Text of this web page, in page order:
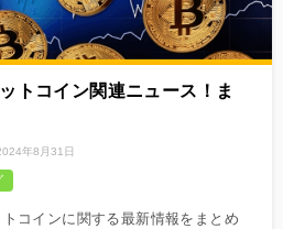
トコイン関連ニュース！ま
年8月31日
コインに関する最新情報をまとめ